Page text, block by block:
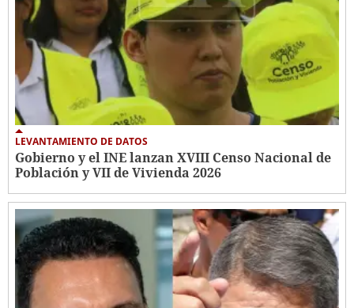
LEVANTAMIENTO DE DATOS
Gobierno y el INE lanzan XVIII Censo Nacional de
Población y VII de Vivienda 2026